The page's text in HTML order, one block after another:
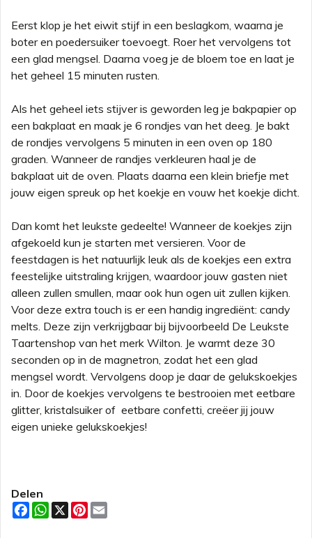
Eerst klop je het eiwit stijf in een beslagkom, waarna je
boter en poedersuiker toevoegt. Roer het vervolgens tot
een glad mengsel. Daarna voeg je de bloem toe en laat je
het geheel 15 minuten rusten.
Als het geheel iets stijver is geworden leg je bakpapier op
een bakplaat en maak je 6 rondjes van het deeg. Je bakt
de rondjes vervolgens 5 minuten in een oven op 180
graden. Wanneer de randjes verkleuren haal je de
bakplaat uit de oven. Plaats daarna een klein briefje met
jouw eigen spreuk op het koekje en vouw het koekje dicht.
Dan komt het leukste gedeelte! Wanneer de koekjes zijn
afgekoeld kun je starten met versieren. Voor de
feestdagen is het natuurlijk leuk als de koekjes een extra
feestelijke uitstraling krijgen, waardoor jouw gasten niet
alleen zullen smullen, maar ook hun ogen uit zullen kijken.
Voor deze extra touch is ereen handig ingrediënt: candy
melts. Deze zijn verkrijgbaar bij bijvoorbeeld De Leukste
Taartenshop van het merk Wilton. Je warmt deze 30
seconden op in de magnetron, zodat het een glad
mengsel wordt. Vervolgens doop je daar de gelukskoekjes
in. Door de koekjes vervolgens te bestrooien met eetbare
glitter, kristalsuiker of eetbare confetti, creëer jij jouw
eigen unieke gelukskoekjes!
Delen
F
a
W
h
X
P